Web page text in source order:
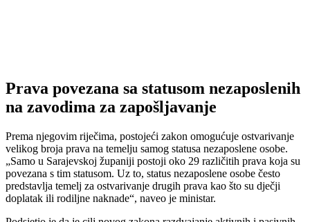
Prava povezana sa statusom nezaposlenih
na zavodima za zapošljavanje
Prema njegovim riječima, postojeći zakon omogućuje ostvarivanje
velikog broja prava na temelju samog statusa nezaposlene osobe.
„Samo u Sarajevskoj županiji postoji oko 29 različitih prava koja su
povezana s tim statusom. Uz to, status nezaposlene osobe često
predstavlja temelj za ostvarivanje drugih prava kao što su dječji
doplatak ili rodiljne naknade“, naveo je ministar.